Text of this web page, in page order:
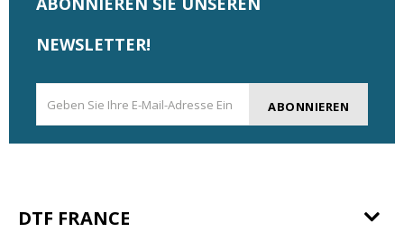
NEWSLETTER!
ABONNIEREN
DTF FRANCE